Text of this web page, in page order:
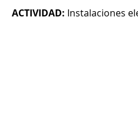
ACTIVIDAD: Instalaciones